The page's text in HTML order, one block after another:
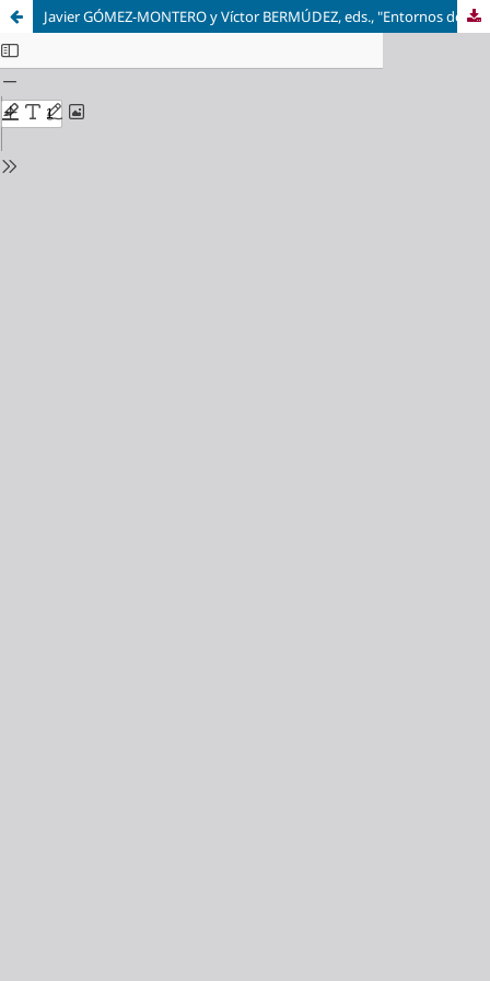
Javier GÓMEZ-MONTERO y Víctor BERMÚDEZ, eds., "Entornos de la traducción: poéticas, narrativas, sociedad". Castrillo de Polvazares, RETCaP (Red Europea de Traductores de Castrillo de los Polvazares), 2021, 300 pp.